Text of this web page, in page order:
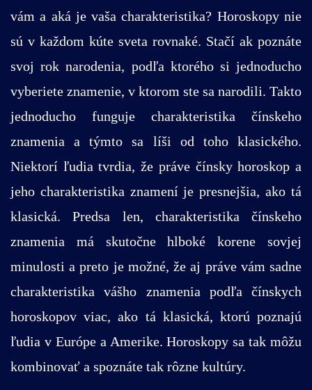
vám a aká je vaša charakteristika? Horoskopy nie
sú v každom kúte sveta rovnaké. Stačí ak poznáte
svoj rok narodenia, podľa ktorého si jednoducho
vyberiete znamenie, v ktorom ste sa narodili. Takto
jednoducho funguje charakteristika čínskeho
znamenia a týmto sa líši od toho klasického.
Niektorí ľudia tvrdia, že práve čínsky horoskop a
jeho charakteristika znamení je presnejšia, ako tá
klasická. Predsa len, charakteristika čínskeho
znamenia má skutočne hlboké korene sovjej
minulosti a preto je možné, že aj práve vám sadne
charakteristika vášho znamenia podľa čínskych
horoskopov viac, ako tá klasická, ktorú poznajú
ľudia v Európe a Amerike. Horoskopy sa tak môžu
kombinovať a spoznáte tak rôzne kultúry.